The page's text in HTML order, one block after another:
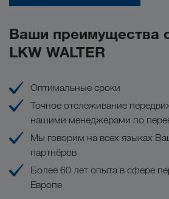
Ваши преимущества
LKW WALTER
Оптимальные сроки
Точное отслеживание
нашими менеджерами по
Мы говорим на всех языках
партнёров
Более 60 лет опыта в сфере
Европе